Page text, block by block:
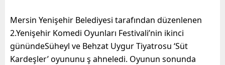
Mersin Yenişehir Belediyesi tarafından düzenlenen
2.Yenişehir Komedi Oyunları Festivali’nin ikinci
günündeSüheyl ve Behzat Uygur Tiyatrosu ‘Süt
Kardeşler’ oyununu ş ahneledi. Oyunun sonunda